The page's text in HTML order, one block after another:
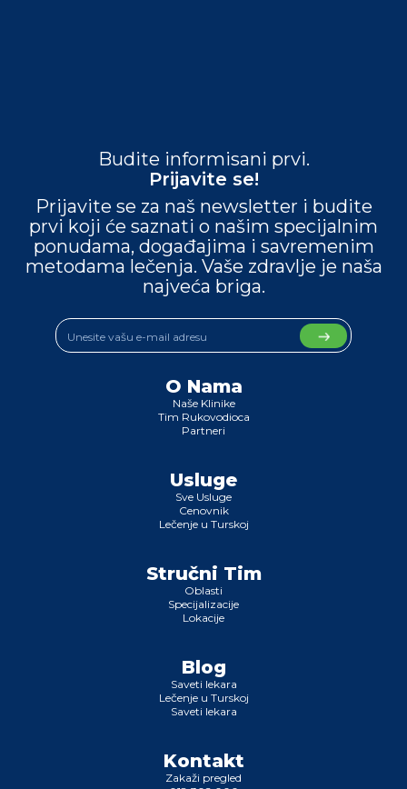
Budite informisani prvi.
Prijavite se!
Prijavite se za naš newsletter i budite
prvi koji će saznati o našim specijalnim
ponudama, događajima i savremenim
metodama lečenja. Vaše zdravlje je naša
najveća briga.
O Nama
Naše Klinike
Tim Rukovodioca
Partneri
Usluge
Sve Usluge
Cenovnik
Lečenje u Turskoj
Stručni Tim
Oblasti
Specijalizacije
Lokacije
Blog
Saveti lekara
Lečenje u Turskoj
Saveti lekara
Kontakt
Zakaži pregled